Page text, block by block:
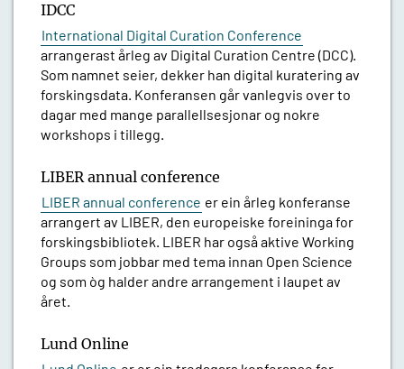
IDCC
International Digital Curation Conference
arrangerast årleg av Digital Curation Centre (DCC).
Som namnet seier, dekker han digital kuratering av
forskingsdata. Konferansen går vanlegvis over to
dagar med mange parallellsesjonar og nokre
workshops i tillegg.
LIBER annual conference
LIBER annual conference er ein årleg konferanse
arrangert av LIBER, den europeiske foreininga for
forskingsbibliotek. LIBER har også aktive Working
Groups som jobbar med tema innan Open Science
og som òg halder andre arrangement i laupet av
året.
Lund Online